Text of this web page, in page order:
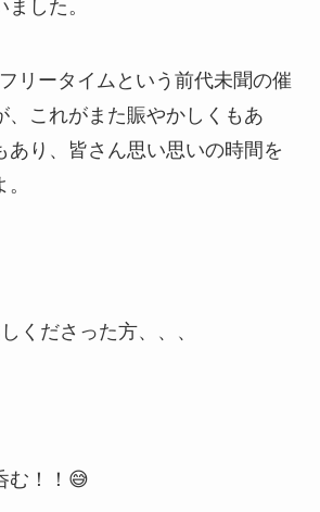
した。
リータイムという前代未聞の催
、これがまた賑やかしくもあ
あり、皆さん思い思いの時間を
くださった方、、、
む！！😅